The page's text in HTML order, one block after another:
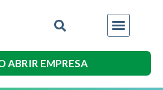
ABRIR EMPRESA